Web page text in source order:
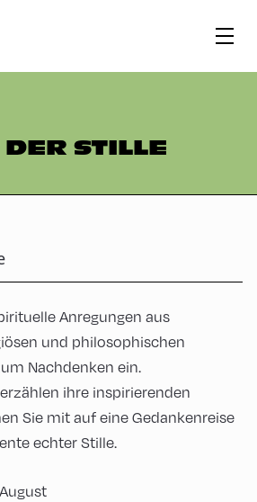
STILLE
Anregungen aus
und philosophischen
Nachdenken ein.
ihre inspirierenden
Sie mit auf eine Gedankenreise
echter Stille.